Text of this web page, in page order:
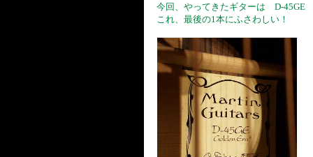
今回、やってきたギターは D-45GE
これ、最後の1本にふさわしい！